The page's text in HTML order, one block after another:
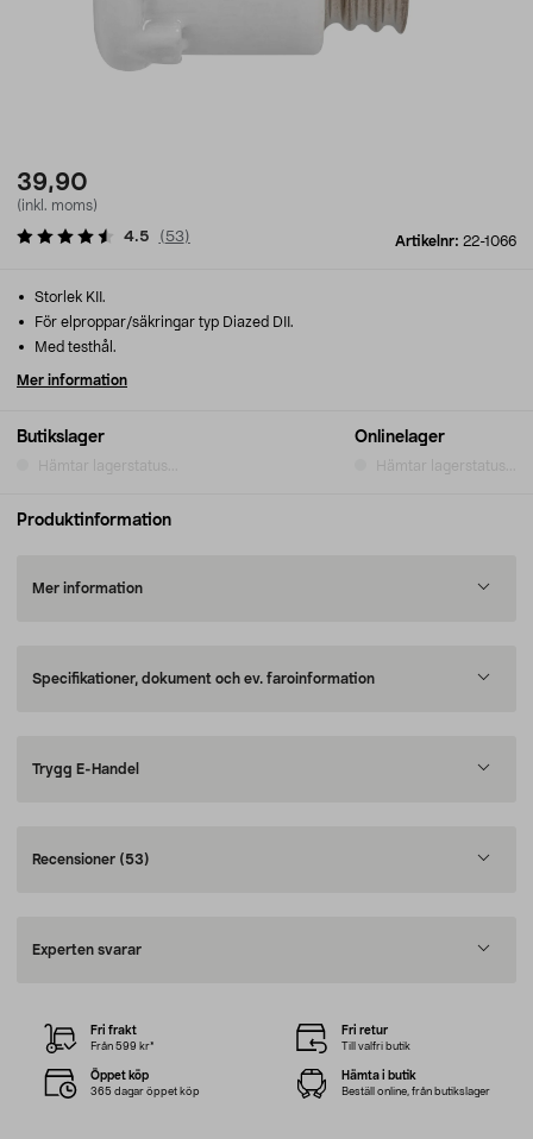
39,90
(inkl. moms)
Artikelnr: 22-1066
4.5 ( 53)
Butikslager
Hämtar lagerstatus...
Onlinelager
Hämtar lagerstatus...
Storlek KII.
För elproppar/säkringar typ Diazed DII.
Med testhål.
Mer information
Produktinformation
Mer information
Specifikationer, dokument och ev. faroinformation
Trygg E-Handel
Recensioner (53)
Experten svarar
Fri frakt
Från 599 kr*
Fri retur
Till valfri butik
Öppet köp
365 dagar öppet köp
Hämta i butik
Beställ online, från butikslager